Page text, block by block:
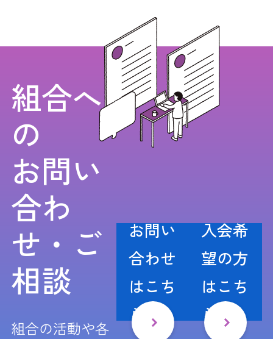
組合へ
の
お問い
合わ
せ・ご
相談
組合の活動や各
お問い
合わせ
はこち
ら
入会希
望の方
はこち
ら